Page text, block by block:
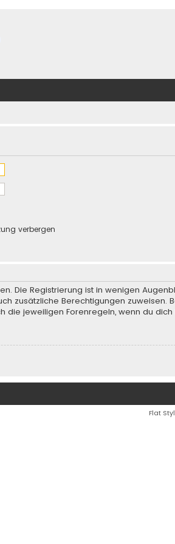
verbergen
Die Registrierung ist in wenigen
zusätzliche Berechtigungen
jeweiligen Forenregeln, wenn du
Flat